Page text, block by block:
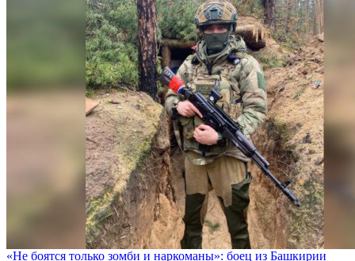
«Не боятся только зомби и наркоманы»: боец из Башкирии